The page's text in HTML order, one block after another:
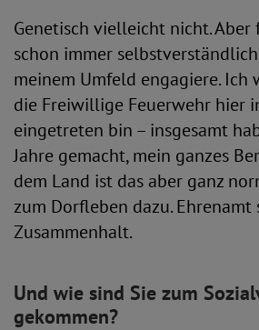
Genetisch vielleicht nicht. Aber
schon immer
meinem Umfeld engagiere. Ich
die Freiwillige Feuerwehr hier
eingetreten bin – insgesamt
Jahre gemacht, mein ganzes
dem Land ist das aber ganz
zum Dorfleben dazu. Ehrenamt
Zusammenhalt.
Und wie sind Sie zum
gekommen?